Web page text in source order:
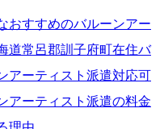
おすすめのバルーンアー
道常呂郡訓子府町在住バ
アーティスト派遣対応可
アーティスト派遣の料金